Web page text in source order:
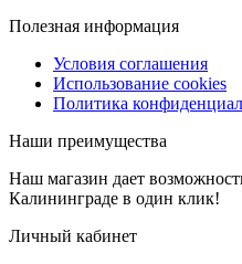
Полезная информация
Условия соглашения
Использование cookies
Политика
Наши преимущества
Наш магазин дает
Калининграде в один клик!
Личный кабинет